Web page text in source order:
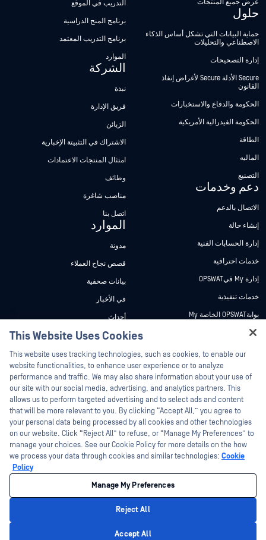
عرض جميع المنتجات
حلول
حماية البيانات التي تشكل أساس الذكاء
الاصطناعي والتحليلات
إدارة التصحيحات
Secure الأدلة Secure لأغراض إنفاذ
القانون
الحكومة والدفاع والاستخبارات
الحكومة الفيدرالية الأمريكية
الطاقة
الماليه
التصنيع
دعم وخدمات
الاتصال بالدعم
إنشاء حالة
إدارة الحسابات الفنية
خدمات احترافية
إدارة My فيOPSWAT
خدمات تنفيذية
بوابةOPSWAT الخاصة My
وثائق تقنية
دورات تدريبية
برنامج الثغرات الأمنية
الشركاء
شهادات
شركاء التكنولوجيا
برنامج شركاء القنوات
التدريب في الموقع
برنامج المنح الدراسية
برنامج التدريب المعتمد
الموارد
الشركة
نبذة
فريق الإدارة
الزبائن
الاشتراك في التثبيتة الإخبارية
امتثال المنتجات الاعتمادات
وظائف
مناصب شاغرة
اتصل بنا
الموارد
مدونة
قصص نجاح العملاء
بيانات صحفية
في الأخبار
أحداث
ندوات عبر الإنترنت
أوراق البيانات
مستندات تقنية
أدوات مجانية
©2026 OPSWAT . جميع الحقوق محفوظة. OPSWAT و MetaDefender و Metascan و
MetaAccess OPSWAT و Trust no File. Trust No Device. و OPSWAT و Protecting the
OPSWAT العلامات التجارية الخاصة بالجهات الخارجية هي ملك لأصحابها المعنيين.
إدارة تفضيلات ملفات تعريف الارتباط
This Website Uses Cookies
This website uses tracking technologies, such as cookies, to enable our
website functionalities, to enhance user experience or to analyze
performance and traffic. We may also share information about your use of
our site with our social media, advertising, and analytics partners. This
allows us to perform targeted advertising and to select ads and content
that will be more relevant to you. By clicking “Accept All,” you agree to
your personal data being processed by all cookies and other technologies
on our website. Click “Reject All” to refuse, or “Manage My Preferences” to
manage your choices. See our Cookie Policy for more details on the how
we process your data through cookies and similar technologies: Cookie
Policy
Manage My Preferences
Reject All
Accept All
Hey there!
I'm Ozzy, your OPSWAT virtual assistant.
How can I help you secure what's critical
today?